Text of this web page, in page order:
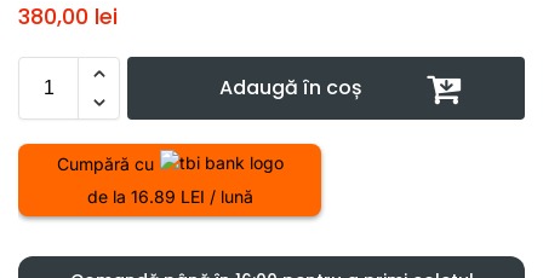
380,00 lei
Adaugă în coș
Cumpără cu
de la 16.89 LEI / lună